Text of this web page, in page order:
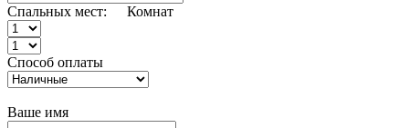
Спальных мест: Комнат
Способ оплаты
Ваше имя